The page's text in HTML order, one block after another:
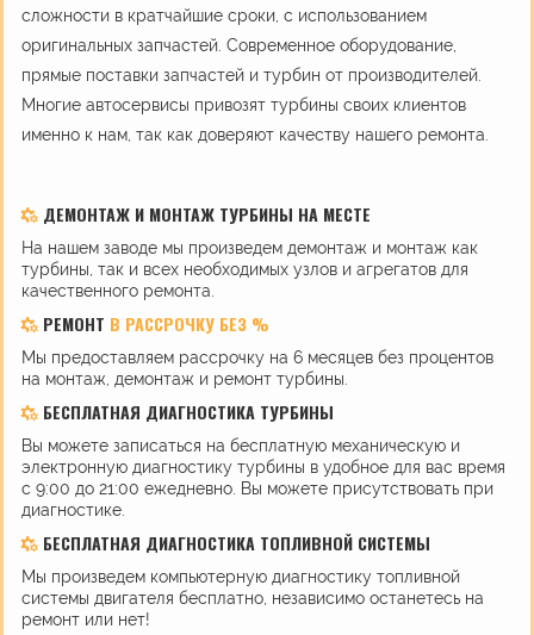
сложности в кратчайшие сроки, с использованием
оригинальных запчастей. Современное оборудование,
прямые поставки запчастей и турбин от производителей.
Многие автосервисы привозят турбины своих клиентов
именно к нам, так как доверяют качеству нашего ремонта.
ДЕМОНТАЖ И МОНТАЖ ТУРБИНЫ НА МЕСТЕ
На нашем заводе мы произведем демонтаж и монтаж как
турбины, так и всех необходимых узлов и агрегатов для
качественного ремонта.
РЕМОНТ В РАССРОЧКУ БЕЗ %
Мы предоставляем рассрочку на 6 месяцев без процентов
на монтаж, демонтаж и ремонт турбины.
БЕСПЛАТНАЯ ДИАГНОСТИКА ТУРБИНЫ
Вы можете записаться на бесплатную механическую и
электронную диагностику турбины в удобное для вас время
с 9:00 до 21:00 ежедневно. Вы можете присутствовать при
диагностике.
БЕСПЛАТНАЯ ДИАГНОСТИКА ТОПЛИВНОЙ СИСТЕМЫ
Мы произведем компьютерную диагностику топливной
системы двигателя бесплатно, независимо останетесь на
ремонт или нет!